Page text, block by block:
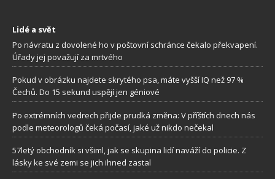
Lidé a svět
Po návratu z dovolené ho v poštovní schránce čekalo překvapení.
Úřady jej považují za mrtvého
Pokud v obrázku najdete skrytého psa, máte vyšší IQ než 97 %
Čechů. Do 15 sekund uspějí jen géniové
Po extrémních vedrech přijde prudká změna: V příštích dnech nás
podle meteorologů čeká počasí, jaké už nikdo nečekal
57letý obchodník si všiml, jak se skupina lidí naváží do policie. Z
lásky ke své zemi se jich ihned zastal